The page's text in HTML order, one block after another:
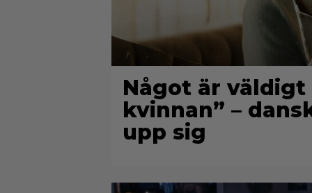
Något är
kvinnan” –
upp sig